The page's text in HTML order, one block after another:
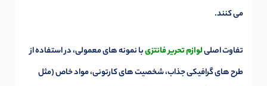
می کنند.
تفاوت اصلیلوازم تحریر فانتزیبا نمونه های معمولی، در استفاده از
طرح های گرافیکی جذاب، شخصیت های کارتونی، مواد خاص (مثل